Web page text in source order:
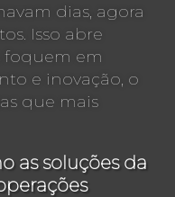
dias, agora
Isso abre
foquem em
e inovação, o
que mais
as soluções da